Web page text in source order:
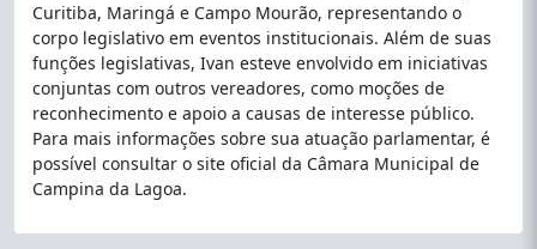
Curitiba, Maringá e Campo Mourão, representando o
corpo legislativo em eventos institucionais. Além de suas
funções legislativas, Ivan esteve envolvido em iniciativas
conjuntas com outros vereadores, como moções de
reconhecimento e apoio a causas de interesse público.
Para mais informações sobre sua atuação parlamentar, é
possível consultar o site oficial da Câmara Municipal de
Campina da Lagoa.